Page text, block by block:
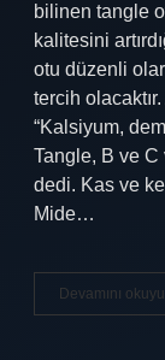
bilinen tangle
kalitesini
otu düzenli
tercih
“Kalsiyum,
Tangle, B ve C
dedi. Kas ve
Mide…
Devamını